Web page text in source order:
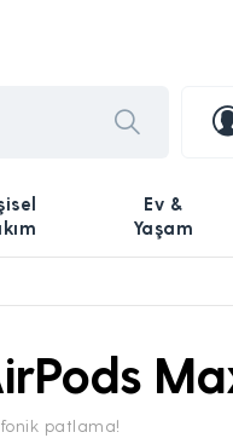
Ev &
Yaşam
patlama!